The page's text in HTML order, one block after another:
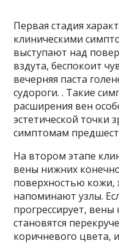
Первая стадия
клиническими
выступают над
вздута, беспокоит
вечерняя паста
судороги. . Такие
расширения вен
эстетической точки
симптомам
На втором этапе
вены нижних
поверхностью кожи,
напоминают узлы.
прогрессирует,
становятся
коричневого цвета,